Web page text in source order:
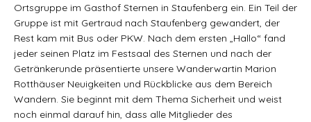
Ortsgruppe im Gasthof Sternen in Staufenberg ein. Ein Teil der
Gruppe ist mit Gertraud nach Staufenberg gewandert, der
Rest kam mit Bus oder PKW. Nach dem ersten „Hallo“ fand
jeder seinen Platz im Festsaal des Sternen und nach der
Getränkerunde präsentierte unsere Wanderwartin Marion
Rotthäuser Neuigkeiten und Rückblicke aus dem Bereich
Wandern. Sie beginnt mit dem Thema Sicherheit und weist
noch einmal darauf hin, dass alle Mitglieder des